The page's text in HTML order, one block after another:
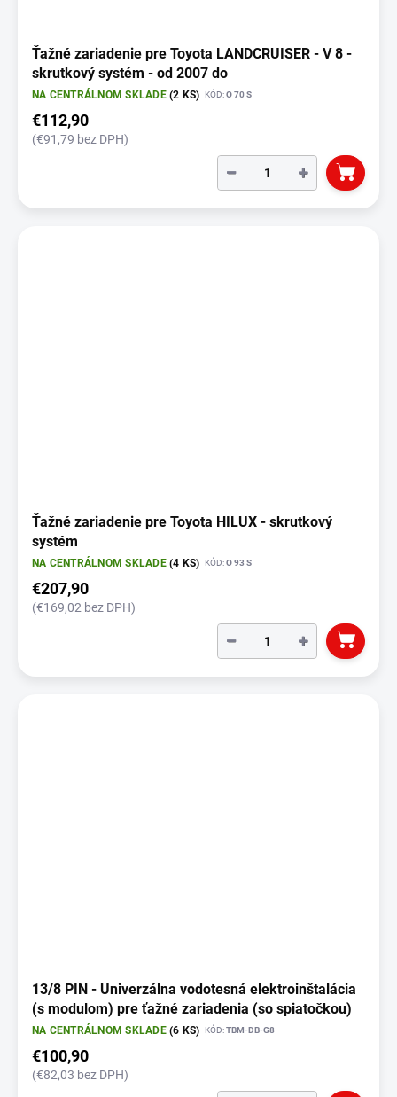
Ťažné zariadenie pre Toyota LANDCRUISER - V 8 -
skrutkový systém - od 2007 do
NA CENTRÁLNOM SKLADE(2 KS) KÓD:O 70 S
€112,90
(€91,79 bez DPH)
+
−
Ťažné zariadenie pre Toyota HILUX - skrutkový
systém
NA CENTRÁLNOM SKLADE(4 KS) KÓD:O 93 S
€207,90
(€169,02 bez DPH)
+
−
13/8 PIN - Univerzálna vodotesná elektroinštalácia
(s modulom) pre ťažné zariadenia (so spiatočkou)
NA CENTRÁLNOM SKLADE(6 KS) KÓD:TBM-DB-G8
€100,90
(€82,03 bez DPH)